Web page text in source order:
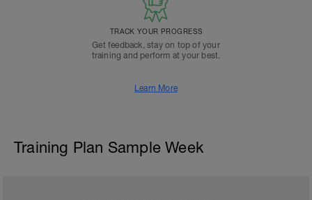
TRACK YOUR PROGRESS
Get feedback, stay on top of your
training and perform at your best.
Learn More
Training Plan Sample Week